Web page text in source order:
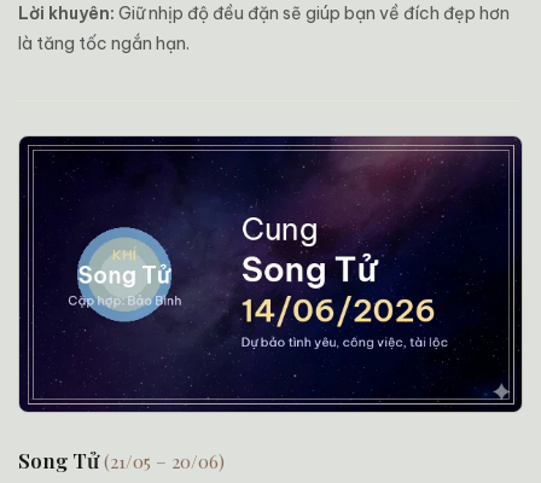
Lời khuyên: Giữ nhịp độ đều đặn sẽ giúp bạn về đích đẹp hơn
là tăng tốc ngắn hạn.
Song Tử(21/05 – 20/06)